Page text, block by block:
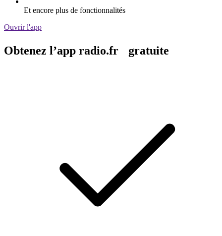
Et encore plus de fonctionnalités
Ouvrir l'app
Obtenez l’app radio.fr gratuite